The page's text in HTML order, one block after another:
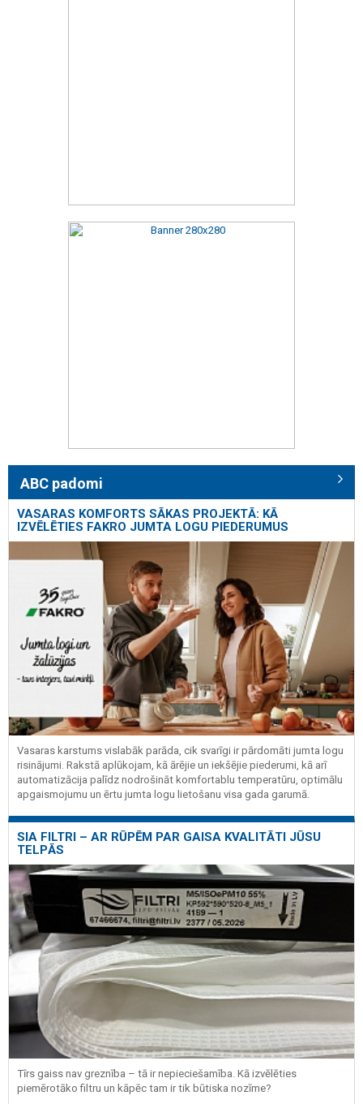
ABC padomi
VASARAS KOMFORTS SĀKAS PROJEKTĀ: KĀ
IZVĒLĒTIES FAKRO JUMTA LOGU PIEDERUMUS
Vasaras karstums vislabāk parāda, cik svarīgi ir pārdomāti jumta logu
risinājumi. Rakstā aplūkojam, kā ārējie un iekšējie piederumi, kā arī
automatizācija palīdz nodrošināt komfortablu temperatūru, optimālu
apgaismojumu un ērtu jumta logu lietošanu visa gada garumā.
SIA FILTRI – AR RŪPĒM PAR GAISA KVALITĀTI JŪSU
TELPĀS
Tīrs gaiss nav greznība – tā ir nepieciešamība. Kā izvēlēties
piemērotāko filtru un kāpēc tam ir tik būtiska nozīme?